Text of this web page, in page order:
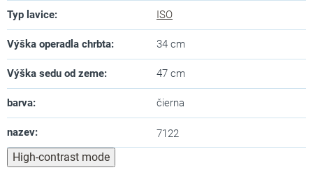
Typ lavice: ISO
Výška operadla chrbta: 34 cm
Výška sedu od zeme: 47 cm
barva: čierna
nazev: 7122
High-contrast mode